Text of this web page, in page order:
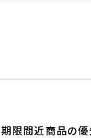
期限間近商品の